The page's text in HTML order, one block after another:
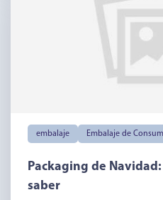
embalaje Embalaje de
Packaging de
saber